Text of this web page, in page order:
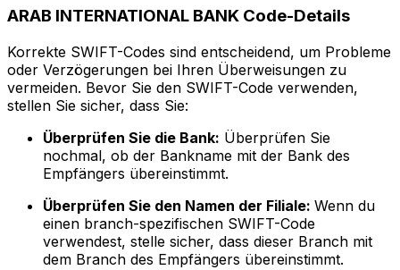
ARAB INTERNATIONAL BANK Code-Details
Korrekte SWIFT-Codes sind entscheidend, um Probleme
oder Verzögerungen bei Ihren Überweisungen zu
vermeiden. Bevor Sie den SWIFT-Code verwenden,
stellen Sie sicher, dass Sie:
Überprüfen Sie die Bank: Überprüfen Sie
nochmal, ob der Bankname mit der Bank des
Empfängers übereinstimmt.
Überprüfen Sie den Namen der Filiale: Wenn du
einen branch-spezifischen SWIFT-Code
verwendest, stelle sicher, dass dieser Branch mit
dem Branch des Empfängers übereinstimmt.